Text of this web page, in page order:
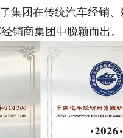
集团在传统汽车经销
销商集团中脱颖而出。